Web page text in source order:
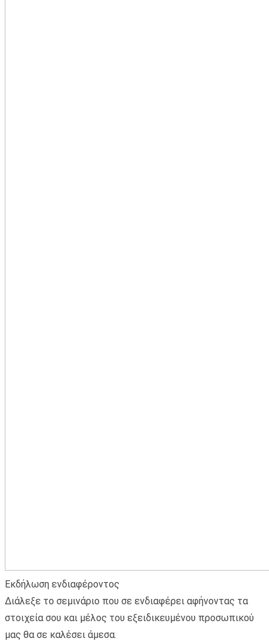
Εκδήλωση ενδιαφέροντος
Διάλεξε το σεμινάριο που σε ενδιαφέρει αφήνοντας τα
στοιχεία σου και μέλος του εξειδικευμένου προσωπικού
μας θα σε καλέσει άμεσα.